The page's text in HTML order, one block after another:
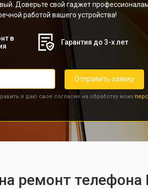
Доверьте свой гаджет
работой вашего устройства!
в
Гарантия до 3-х лет
Отправить заявку
я даю свое согласие на обработку моих
ремонт телефона